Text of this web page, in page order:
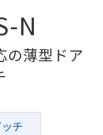
N
の薄型ドア